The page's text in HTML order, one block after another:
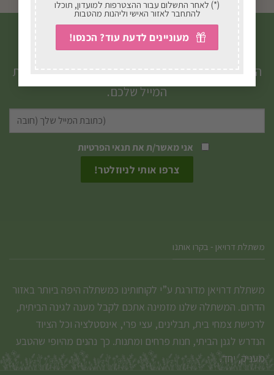
(*) לאחר התשלום עבור ההצטרפות למועדון, תוכלו
להתחבר לאזור האישי וליהנות מהטבות
מעוניינים לדעת עוד? הכנסו!
הצטרפו לניוזלטר שלנו
הטבות, מבצעים, עדכונים וטיפים חמים ישירות לתיבת
המייל שלכם.
אני מאשר/ת אתתנאי הפרטיות
משתלת דרויאן - בקרו אותנו
משתלת דרויאן מדורגת ע”י לקוחותינו כמשתלה היפה ביותר באזור
הדרום. המשתלה שלנו מזמינה אתכם לקבל מענה לגינה הביתית,
לרכישת צמחי בית, תבלינים, עצי פרי, אינסטלציה וכל הציוד
הנדרש לגנן הביתי, חנות פרחים ומתנות. כך נהנים מהיופי שהטבע
מעניק, יחד.